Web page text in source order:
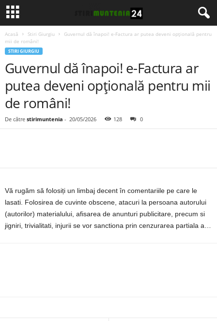
Acasă Stiri Giurgiu
Guvernul dă înapoi! e-Factura ar putea deveni opțională pentru
mii de români!
STIRI GIURGIU
Guvernul dă înapoi! e-Factura ar
putea deveni opțională pentru mii
de români!
De către stirimuntenia - 20/05/2026 128 0
Vă rugăm să folosiți un limbaj decent în comentariile pe care le
lasati. Folosirea de cuvinte obscene, atacuri la persoana autorului
(autorilor) materialului, afisarea de anunturi publicitare, precum si
jigniri, trivialitati, injurii se vor sanctiona prin cenzurarea partiala a…